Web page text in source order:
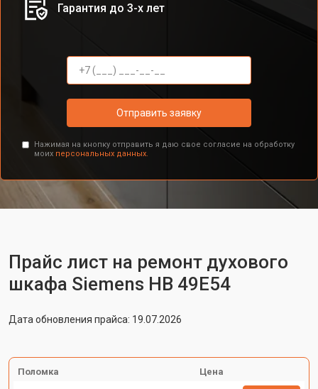
Гарантия до 3-х лет
Отправить заявку
Нажимая на кнопку отправить я даю свое согласие на обработку
моих персональных данных.
Прайс лист на ремонт духового
шкафа Siemens HB 49E54
Дата обновления прайса: 19.07.2026
Поломка Цена